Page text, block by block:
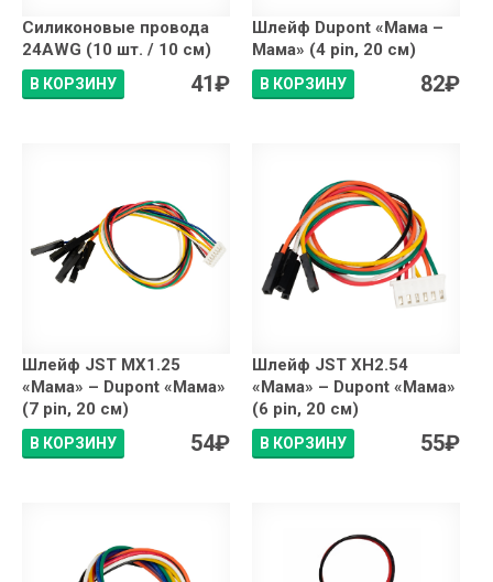
Силиконовые провода
24AWG (10 шт. / 10 см)
В КОРЗИНУ 41₽
Шлейф Dupont «Мама –
Мама» (4 pin, 20 см)
В КОРЗИНУ 82₽
Шлейф JST MX1.25
«Мама» – Dupont «Мама»
(7 pin, 20 см)
В КОРЗИНУ 54₽
Шлейф JST XH2.54
«Мама» – Dupont «Мама»
(6 pin, 20 см)
В КОРЗИНУ 55₽